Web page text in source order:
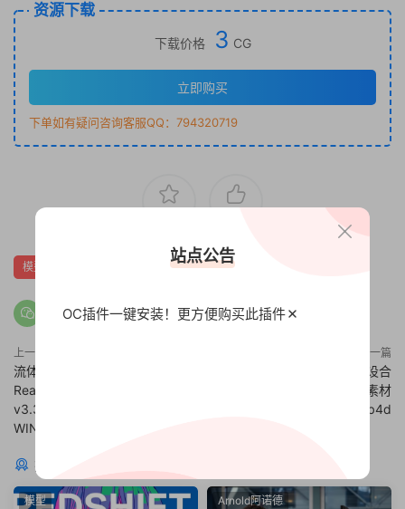
资源下载
下载价格 3 CG
立即购买
下单如有疑问咨询客服QQ：794320719
模型
上一篇
流体特效模拟C4D插件 NextLimit
RealFlow Cinema 4D
v3.3.8.0060 支持2024/2023
WIN
下一篇
384款C4D卡通单体模型预设合
集植物家居用品云朵obj食物素材
lib4d
猜你喜欢
模型 Arnold阿诺德
站点公告
OC插件一键安装！更方便购买此插件